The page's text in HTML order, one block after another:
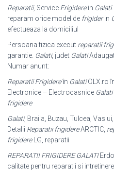
Reparatii, Service Frigiderein Galati
reparam orice model de frigiderin
efectueaza la domiciliul
Persoana fizica execut reparatii
garantie. Galati, judet Galati
Numar anunt:
Reparatii Frigidereîn GalatiOLX.ro
Electronice – Electrocasnice Galati
frigidere
Galati, Braila, Buzau, Tulcea,
Detalii Reparatii frigidereARCTIC,
frigidereLG, reparatii
REPARATII FRIGIDERE GALATI
calitate pentru reparatii si